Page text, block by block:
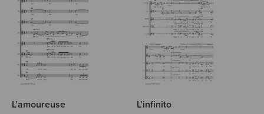
L’amoureuse L’infinito